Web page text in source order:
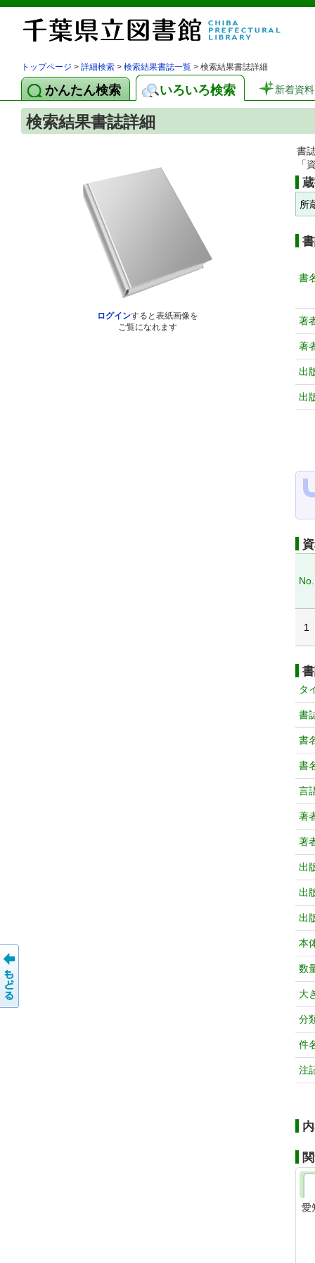
トップページ > 詳細検索 > 検索結果書誌一覧 > 検索結果書誌詳細
かんたん検索 いろいろ検索 新着資料
検索結果書誌詳細
ログインすると表紙画像を
ご覧になれます
書
「
所
書
著
著
出
出
No.
1
タ
書
書
書
言
著
著
出
出
出
本
数
大
分
件
注
愛